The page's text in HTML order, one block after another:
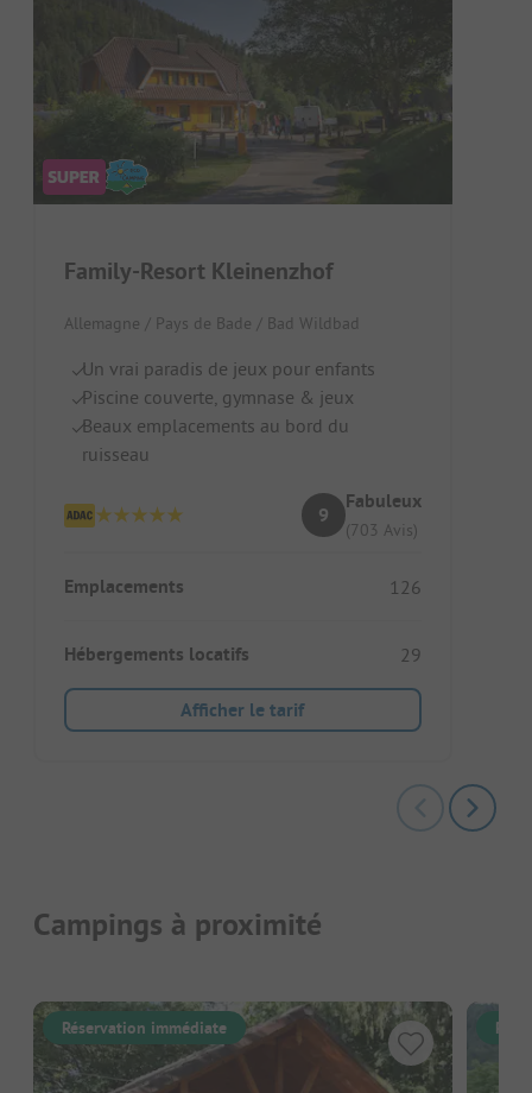
Family-Resort Kleinenzhof
Allemagne / Pays de Bade / Bad Wildbad
Un vrai paradis de jeux pour enfants
Piscine couverte, gymnase & jeux
Beaux emplacements au bord du
ruisseau
9
Fabuleux
(703 Avis)
Emplacements 126
Hébergements locatifs 29
Afficher le tarif
Campings à proximité
Réservation immédiate